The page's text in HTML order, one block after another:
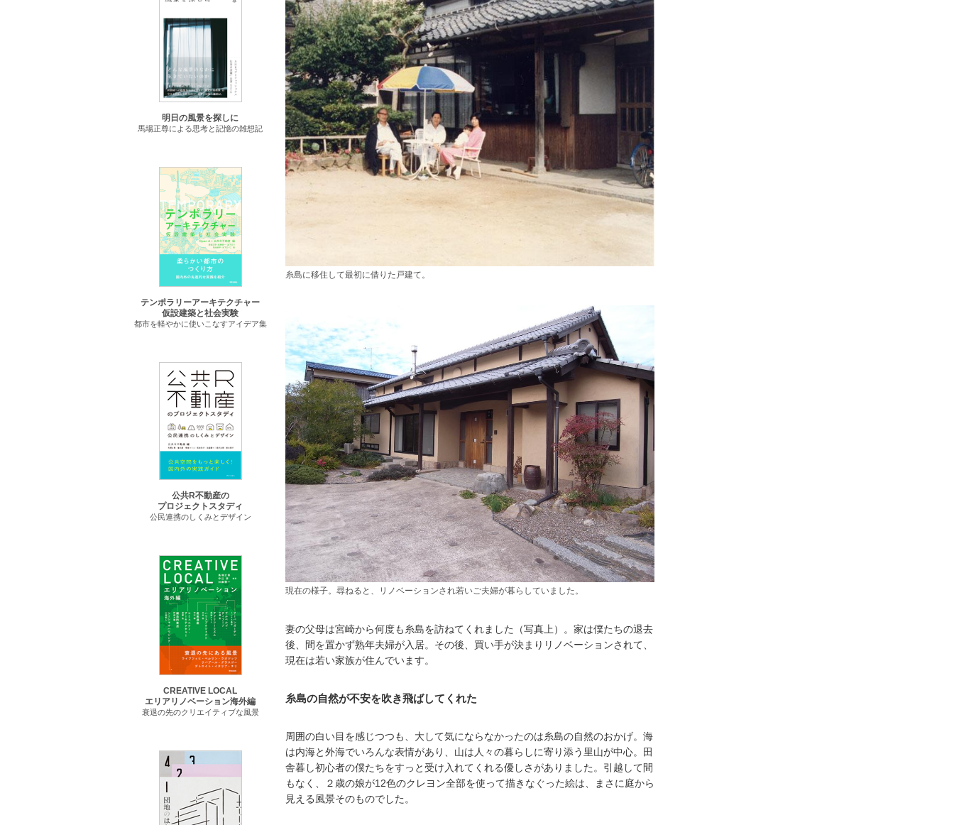
糸島に移住して最初に借りた戸建て。
現在の様子。尋ねると、リノベーションされ若いご夫婦が暮らしていました。
妻の父母は宮崎から何度も糸島を訪ねてくれました（写真上）。家は僕たちの退去
後、間を置かず熟年夫婦が入居。その後、買い手が決まりリノベーションされて、
現在は若い家族が住んでいます。
糸島の自然が不安を吹き飛ばしてくれた
周囲の白い目を感じつつも、大して気にならなかったのは糸島の自然のおかげ。海
は内海と外海でいろんな表情があり、山は人々の暮らしに寄り添う里山が中心。田
舎暮し初心者の僕たちをすっと受け入れてくれる優しさがありました。引越して間
もなく、２歳の娘が12色のクレヨン全部を使って描きなぐった絵は、まさに庭から
見える風景そのものでした。
明日の風景を探しに
馬場正尊による思考と記憶の雑想記
テンポラリーアーキテクチャー
仮設建築と社会実験
都市を軽やかに使いこなすアイデア集
公共R不動産の
プロジェクトスタディ
公民連携のしくみとデザイン
CREATIVE LOCAL
エリアリノベーション海外編
衰退の先のクリエイティブな風景